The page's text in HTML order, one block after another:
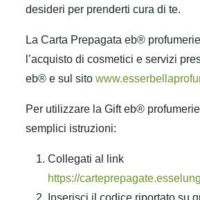
desideri per prenderti cura di te.
La Carta Prepagata eb®
l’acquisto di cosmetici e servizi
eb® e sul sito
Per utilizzare la Gift eb®
semplici istruzioni:
Collegati al link
https://
Inserisci il codice riportato su